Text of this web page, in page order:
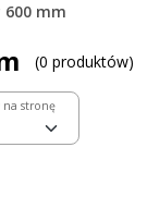
600 mm
(0 produktów)
stronę